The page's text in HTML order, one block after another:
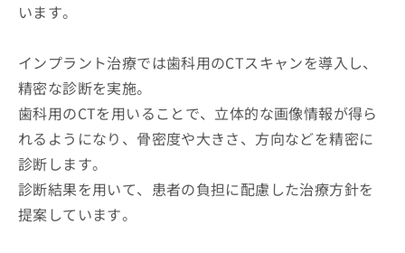
います。
インプラント治療では歯科用のCTスキャンを導入し、
精密な診断を実施。
歯科用のCTを用いることで、立体的な画像情報が得ら
れるようになり、骨密度や大きさ、方向などを精密に
診断します。
診断結果を用いて、患者の負担に配慮した治療方針を
提案しています。